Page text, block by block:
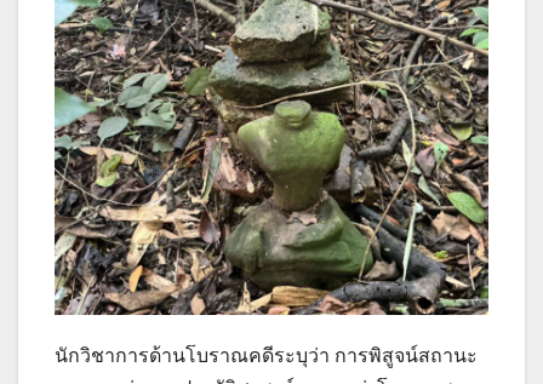
นักวิชาการด้านโบราณคดีระบุว่า การพิสูจน์สถานะ